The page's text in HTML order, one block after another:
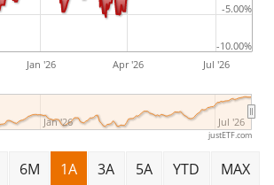
Jan '26 Apr '26 Jul '26
Jan '26 Jul '26
-10.00%
-5.00%
justETF.com
6M 1A 3A 5A YTD MAX